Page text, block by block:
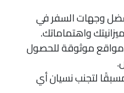
وجهات السفر في
واهتماماتك.
موثوقة للحصول
لتجنب نسيان أي